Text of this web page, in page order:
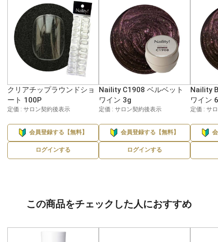
クリアチップラウンドショ
ート 100P
定価 : サロン契約後表示
会員登録する【無料】
ログインする
Naility C1908 ベルベット
ワイン 3g
定価 : サロン契約後表示
会員登録する【無料】
ログインする
Naility
ワイン
定価 : サ
この商品をチェックした人におすすめ